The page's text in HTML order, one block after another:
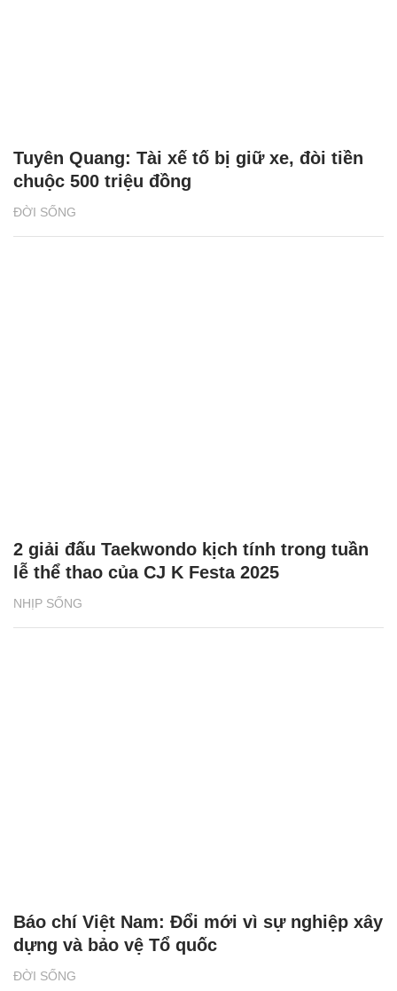
ĐỜI SỐNG
Tuyên Quang: Tài xế tố bị giữ xe, đòi tiền
chuộc 500 triệu đồng
NHỊP SỐNG
2 giải đấu Taekwondo kịch tính trong tuần
lễ thể thao của CJ K Festa 2025
ĐỜI SỐNG
Báo chí Việt Nam: Đổi mới vì sự nghiệp xây
dựng và bảo vệ Tổ quốc